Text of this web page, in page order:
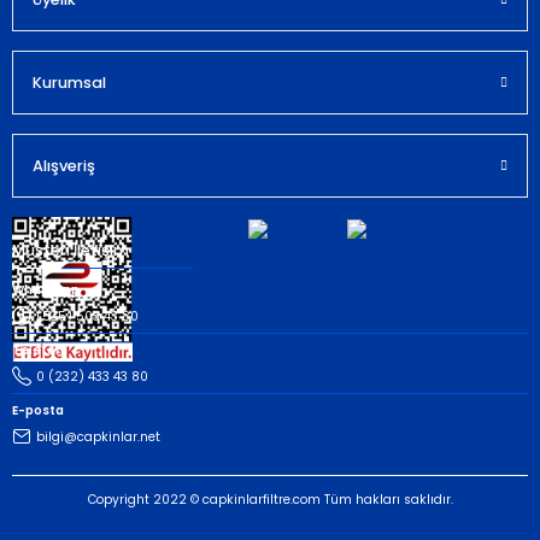
Kurumsal
Alışveriş
Müşteri İletişim
Whatsapp
(535) 503 43 80
Telefon
0 (232) 433 43 80
E-posta
bilgi@capkinlar.net
Copyright 2022 © capkinlarfiltre.com Tüm hakları saklıdır.